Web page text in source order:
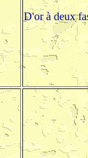
D'or à deux